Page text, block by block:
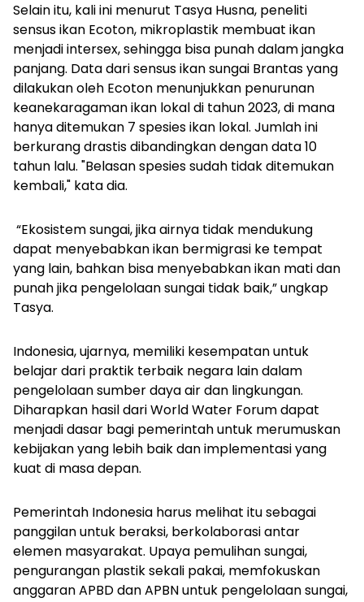
Selain itu, kali ini menurut Tasya Husna, peneliti
sensus ikan Ecoton, mikroplastik membuat ikan
menjadi intersex, sehingga bisa punah dalam jangka
panjang. Data dari sensus ikan sungai Brantas yang
dilakukan oleh Ecoton menunjukkan penurunan
keanekaragaman ikan lokal di tahun 2023, di mana
hanya ditemukan 7 spesies ikan lokal. Jumlah ini
berkurang drastis dibandingkan dengan data 10
tahun lalu. "Belasan spesies sudah tidak ditemukan
kembali," kata dia.
“Ekosistem sungai, jika airnya tidak mendukung
dapat menyebabkan ikan bermigrasi ke tempat
yang lain, bahkan bisa menyebabkan ikan mati dan
punah jika pengelolaan sungai tidak baik,” ungkap
Tasya.
Indonesia, ujarnya, memiliki kesempatan untuk
belajar dari praktik terbaik negara lain dalam
pengelolaan sumber daya air dan lingkungan.
Diharapkan hasil dari World Water Forum dapat
menjadi dasar bagi pemerintah untuk merumuskan
kebijakan yang lebih baik dan implementasi yang
kuat di masa depan.
Pemerintah Indonesia harus melihat itu sebagai
panggilan untuk beraksi, berkolaborasi antar
elemen masyarakat. Upaya pemulihan sungai,
pengurangan plastik sekali pakai, memfokuskan
anggaran APBD dan APBN untuk pengelolaan sungai,